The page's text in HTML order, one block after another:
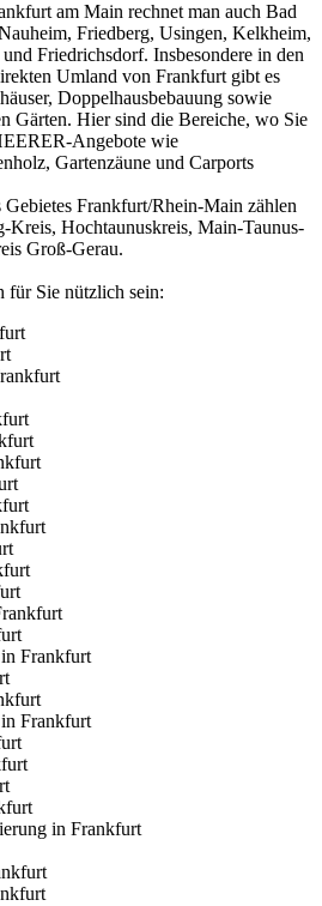
am Main rechnet man auch Bad
Friedberg, Usingen, Kelkheim,
Friedrichsdorf. Insbesondere in den
Umland von Frankfurt gibt es
Doppelhausbebauung sowie
Gärten. Hier sind die Bereiche, wo Sie
Angebote wie
Gartenzäune und Carports
Frankfurt/Rhein-Main zählen
Kreis, Hochtaunuskreis, Main-Taunus-
Groß-Gerau.
für Sie nützlich sein:
in Frankfurt
Frankfurt
in Frankfurt